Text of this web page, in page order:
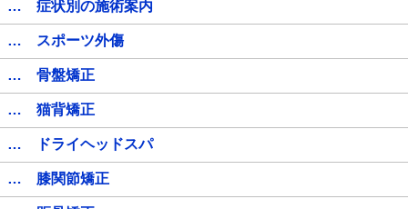
… 症状別の施術案内
… スポーツ外傷
… 骨盤矯正
… 猫背矯正
… ドライヘッドスパ
… 膝関節矯正